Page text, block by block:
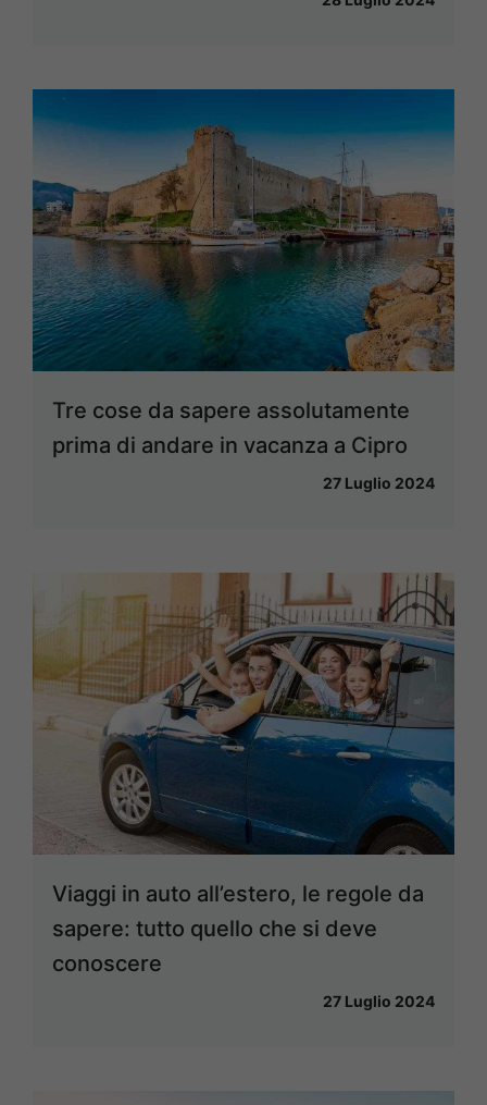
Tre cose da sapere assolutamente
prima di andare in vacanza a Cipro
27 Luglio 2024
Viaggi in auto all’estero, le regole da
sapere: tutto quello che si deve
conoscere
27 Luglio 2024